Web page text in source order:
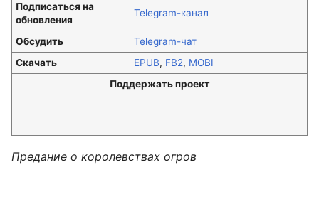
Подписаться на
обновления
Telegram-канал
Обсудить
Telegram-чат
Скачать
EPUB, FB2, MOBI
Поддержать проект
Предание о королевствах огров